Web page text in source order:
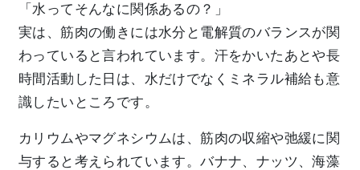
「水ってそんなに関係あるの？」
実は、筋肉の働きには水分と電解質のバランスが関
わっていると言われています。汗をかいたあとや長
時間活動した日は、水だけでなくミネラル補給も意
識したいところです。
カリウムやマグネシウムは、筋肉の収縮や弛緩に関
与すると考えられています。バナナ、ナッツ、海藻